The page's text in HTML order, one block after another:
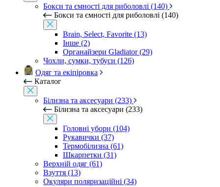
Бокси та ємності для риболовлі (140)
Бокси та ємності для риболовлі (140)
Brain, Select, Favorite (13)
Інше (2)
Органайзери Gladiator (29)
Чохли, сумки, тубуси (126)
Одяг та екіпіровка
Каталог
Білизна та аксесуари (233)
Білизна та аксесуари (233)
Головні убори (104)
Рукавички (37)
Термобілизна (61)
Шкарпетки (31)
Верхній одяг (61)
Взуття (13)
Окуляри поляризаційні (34)